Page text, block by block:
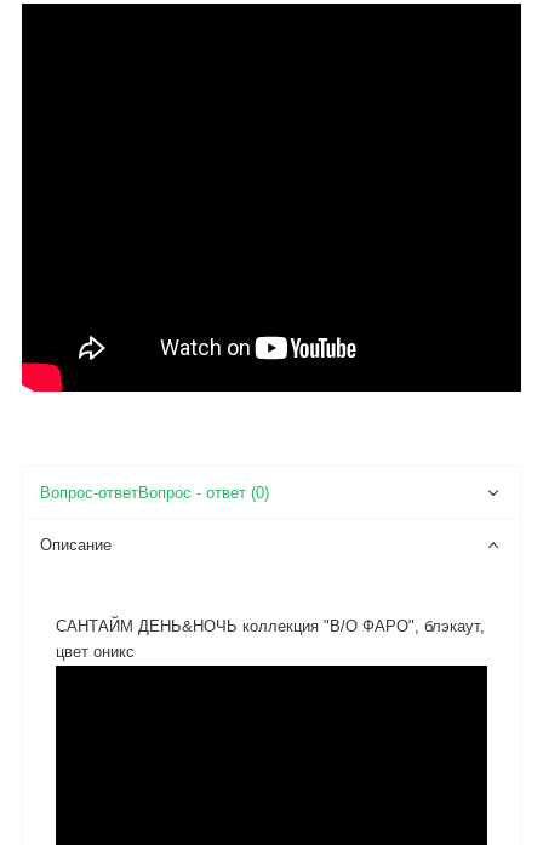
Вопрос - ответ (0)
Описание
САНТАЙМ ДЕНЬ&НОЧЬ коллекция "B/O ФАРО", блэкаут,
цвет оникс